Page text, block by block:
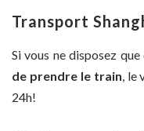
Transport
Si vous ne disposez
de prendre le train, le
24h!